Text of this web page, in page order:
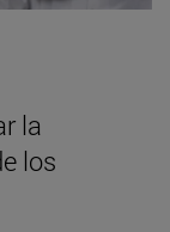
la
los